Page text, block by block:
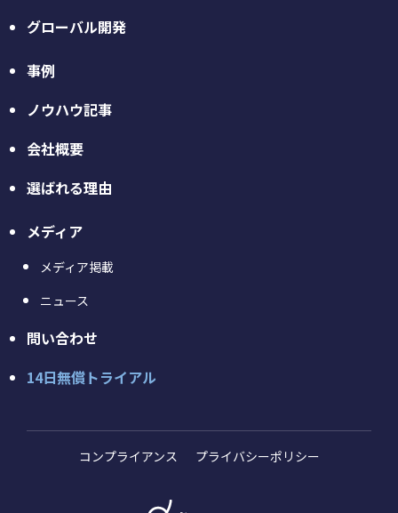
グローバル開発
事例
ノウハウ記事
会社概要
選ばれる理由
メディア
メディア掲載
ニュース
問い合わせ
14日無償トライアル
コンプライアンス プライバシーポリシー